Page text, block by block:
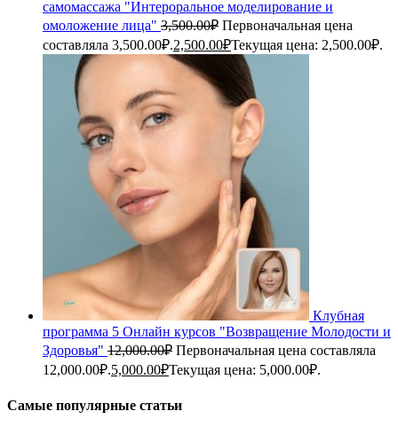
самомассажа "Интероральное моделирование и
омоложение лица" 3,500.00₽ Первоначальная цена
составляла 3,500.00₽.2,500.00₽Текущая цена: 2,500.00₽.
Клубная
программа 5 Онлайн курсов "Возвращение Молодости и
Здоровья" 12,000.00₽ Первоначальная цена составляла
12,000.00₽.5,000.00₽Текущая цена: 5,000.00₽.
Самые популярные статьи